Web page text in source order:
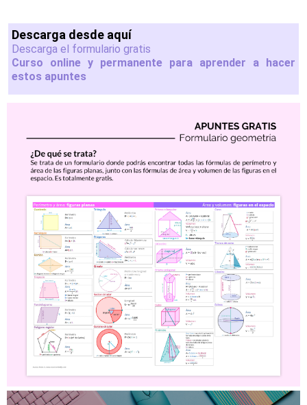
Descarga desde aquí
Descarga el formulario gratis
Curso online y permanente para aprender a hacer
estos apuntes